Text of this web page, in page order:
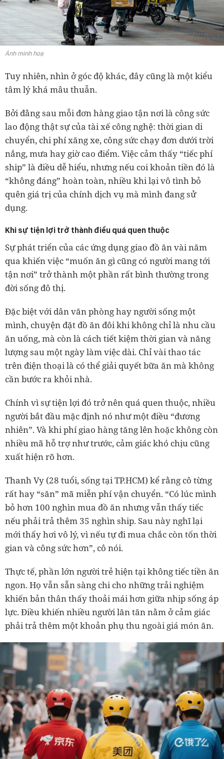
Ảnh minh hoạ
Tuy nhiên, nhìn ở góc độ khác, đây cũng là một kiểu
tâm lý khá mâu thuẫn.
Bởi đằng sau mỗi đơn hàng giao tận nơi là công sức
lao động thật sự của tài xế công nghệ: thời gian di
chuyển, chi phí xăng xe, công sức chạy đơn dưới trời
nắng, mưa hay giờ cao điểm. Việc cảm thấy “tiếc phí
ship” là điều dễ hiểu, nhưng nếu coi khoản tiền đó là
“không đáng” hoàn toàn, nhiều khi lại vô tình bỏ
quên giá trị của chính dịch vụ mà mình đang sử
dụng.
Khi sự tiện lợi trở thành điều quá quen thuộc
Sự phát triển của các ứng dụng giao đồ ăn vài năm
qua khiến việc “muốn ăn gì cũng có người mang tới
tận nơi” trở thành một phần rất bình thường trong
đời sống đô thị.
Đặc biệt với dân văn phòng hay người sống một
mình, chuyện đặt đồ ăn đôi khi không chỉ là nhu cầu
ăn uống, mà còn là cách tiết kiệm thời gian và năng
lượng sau một ngày làm việc dài. Chỉ vài thao tác
trên điện thoại là có thể giải quyết bữa ăn mà không
cần bước ra khỏi nhà.
Chính vì sự tiện lợi đó trở nên quá quen thuộc, nhiều
người bắt đầu mặc định nó như một điều “đương
nhiên”. Và khi phí giao hàng tăng lên hoặc không còn
nhiều mã hỗ trợ như trước, cảm giác khó chịu cũng
xuất hiện rõ hơn.
Thanh Vy (28 tuổi, sống tại TP.HCM) kể rằng cô từng
rất hay “săn” mã miễn phí vận chuyển. “Có lúc mình
bỏ hơn 100 nghìn mua đồ ăn nhưng vẫn thấy tiếc
nếu phải trả thêm 35 nghìn ship. Sau này nghĩ lại
mới thấy hơi vô lý, vì nếu tự đi mua chắc còn tốn thời
gian và công sức hơn”, cô nói.
Thực tế, phần lớn người trẻ hiện tại không tiếc tiền ăn
ngon. Họ vẫn sẵn sàng chi cho những trải nghiệm
khiến bản thân thấy thoải mái hơn giữa nhịp sống áp
lực. Điều khiến nhiều người lăn tăn nằm ở cảm giác
phải trả thêm một khoản phụ thu ngoài giá món ăn.